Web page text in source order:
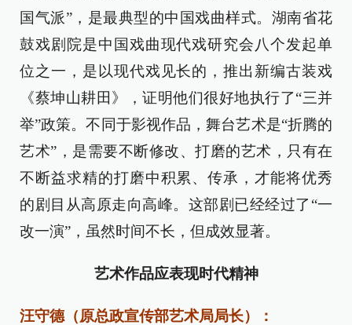
国气派”，是最典型的中国戏曲样式。湖南省花
鼓戏剧院是中国戏曲现代戏研究会八个发起单
位之一，是以现代戏见长的，推出新编古装戏
《蔡坤山耕田》，证明他们很好地执行了“三并
举”政策。不同于影视作品，舞台艺术是“折腾的
艺术”，是需要不断修改、打磨的艺术，只有在
不断益求精的打磨中积累、传承，才能将优秀
的剧目从高原走向高峰。这部剧已经经过了“一
改一演”，虽然时间不长，但成效显著。
艺术作品应表现时代精神
汪守德（原总政宣传部艺术局局长）：